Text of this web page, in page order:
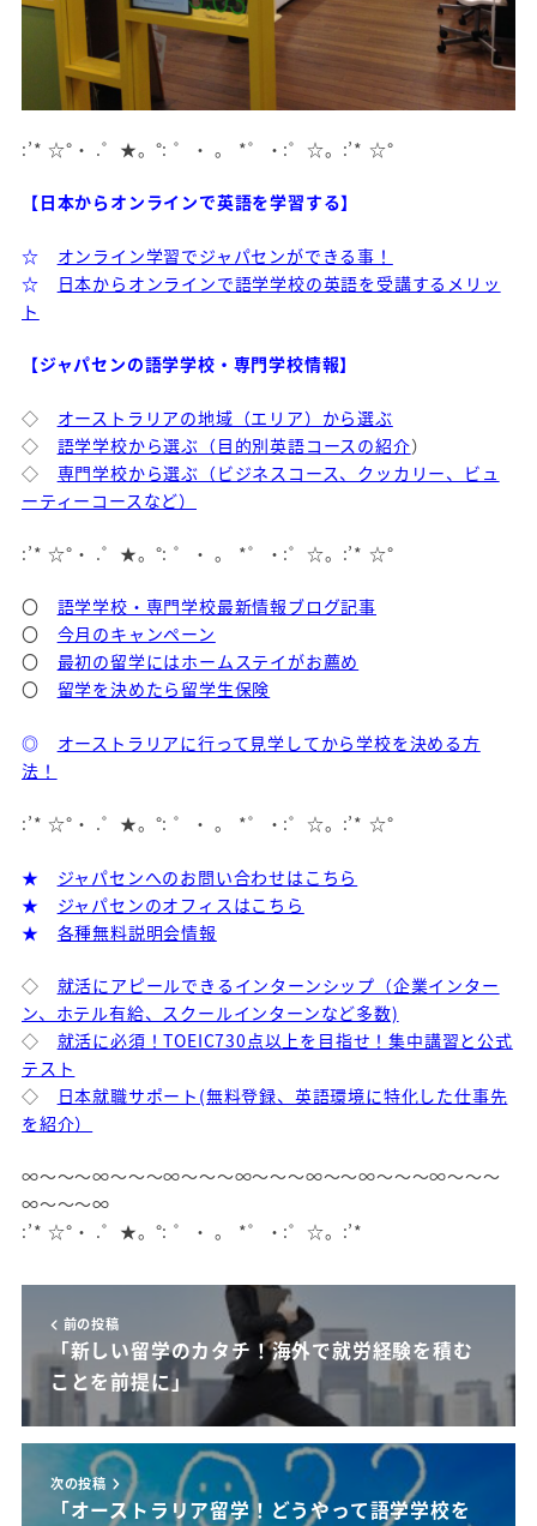
:’* ☆°・ .゜★。°: ゜・ 。 *゜・:゜☆。:’* ☆°
【日本からオンラインで英語を学習する】
☆
オンライン学習でジャパセンができる事！
☆
日本からオンラインで語学学校の英語を受講するメリッ
ト
【ジャパセンの語学学校・専門学校情報】
◇ オーストラリアの地域（エリア）から選ぶ
◇ 語学学校から選ぶ（目的別英語コースの紹介）
◇ 専門学校から選ぶ（ビジネスコース、クッカリー、ビュ
ーティーコースなど）
:’* ☆°・ .゜★。°: ゜・ 。 *゜・:゜☆。:’* ☆°
〇 語学学校・専門学校最新情報ブログ記事
〇 今月のキャンペーン
〇 最初の留学にはホームステイがお薦め
〇 留学を決めたら留学生保険
◎
オーストラリアに行って見学してから学校を決める方
法！
:’* ☆°・ .゜★。°: ゜・ 。 *゜・:゜☆。:’* ☆°
★
ジャパセンへのお問い合わせはこちら
★
ジャパセンのオフィスはこちら
★
各種無料説明会情報
◇ 就活にアピールできるインターンシップ（企業インター
ン、ホテル有給、スクールインターンなど多数)
◇ 就活に必須！TOEIC730点以上を目指せ！集中講習と公式
テスト
◇
日本就職サポート(無料登録、英語環境に特化した仕事先
を紹介）
∞～～～∞～～～∞～～～∞～～～∞～～∞～～～∞～～～
∞～～～∞
:’* ☆°・ .゜★。°: ゜・ 。 *゜・:゜☆。:’*
前の投稿
「新しい留学のカタチ！海外で就労経験を積む
ことを前提に」
次の投稿
「オーストラリア留学！どうやって語学学校を